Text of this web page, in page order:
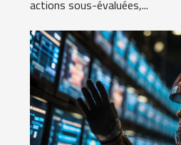
actions sous-évaluées,...